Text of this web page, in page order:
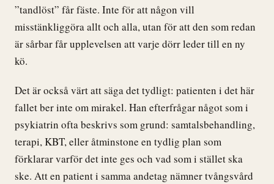
”tandlöst” får fäste. Inte för att någon vill
misstänkliggöra allt och alla, utan för att den som redan
är sårbar får upplevelsen att varje dörr leder till en ny
kö.
Det är också värt att säga det tydligt: patienten i det här
fallet ber inte om mirakel. Han efterfrågar något som i
psykiatrin ofta beskrivs som grund: samtalsbehandling,
terapi, KBT, eller åtminstone en tydlig plan som
förklarar varför det inte ges och vad som i stället ska
ske. Att en patient i samma andetag nämner tvångsvård